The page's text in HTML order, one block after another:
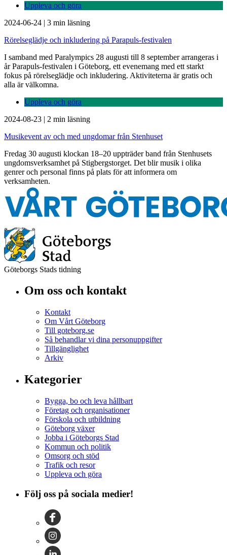
Uppleva och göra
2024-06-24 | 3 min läsning
Rörelseglädje och inkludering på Parapuls-festivalen
I samband med Paralympics 28 augusti till 8 september arrangeras i
år Parapuls-festivalen i Göteborg, ett evenemang med ett starkt
fokus på rörelseglädje och inkludering. Aktiviteterna är gratis och
alla är välkomna.
Uppleva och göra
2024-08-23 | 2 min läsning
Musikevent av och med ungdomar från Stenhuset
Fredag 30 augusti klockan 18–20 uppträder band från Stenhusets
ungdomsverksamhet på Stigbergstorget. Det blir musik i olika
genrer och personal finns på plats för att informera om
verksamheten.
Göteborgs Stads tidning
Om oss och kontakt
Kontakt
Om Vårt Göteborg
Till goteborg.se
Så behandlar vi dina personuppgifter
Tillgänglighet
Arkiv
Kategorier
Bygga, bo och leva hållbart
Företag och organisationer
Förskola och utbildning
Göteborg växer
Jobba i Göteborgs Stad
Kommun och politik
Omsorg och stöd
Trafik och resor
Uppleva och göra
Följ oss på sociala medier!